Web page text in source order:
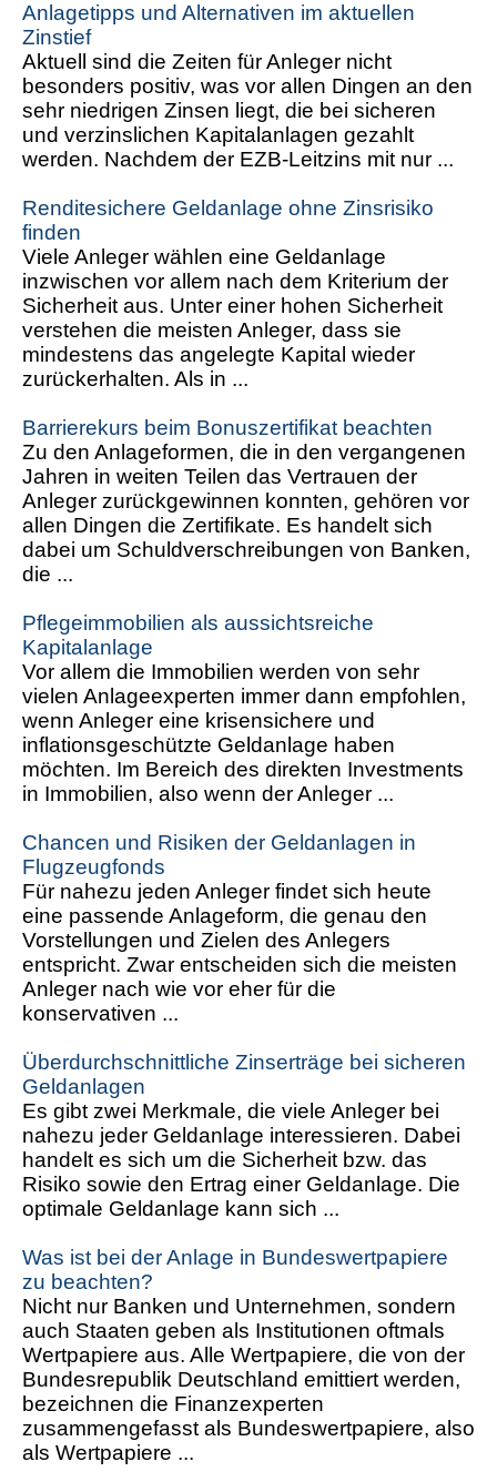
Anlagetipps und Alternativen im aktuellen
Zinstief
Aktuell sind die Zeiten für Anleger nicht
besonders positiv, was vor allen Dingen an den
sehr niedrigen Zinsen liegt, die bei sicheren
und verzinslichen Kapitalanlagen gezahlt
werden. Nachdem der EZB-Leitzins mit nur ...
Renditesichere Geldanlage ohne Zinsrisiko
finden
Viele Anleger wählen eine Geldanlage
inzwischen vor allem nach dem Kriterium der
Sicherheit aus. Unter einer hohen Sicherheit
verstehen die meisten Anleger, dass sie
mindestens das angelegte Kapital wieder
zurückerhalten. Als in ...
Barrierekurs beim Bonuszertifikat beachten
Zu den Anlageformen, die in den vergangenen
Jahren in weiten Teilen das Vertrauen der
Anleger zurückgewinnen konnten, gehören vor
allen Dingen die Zertifikate. Es handelt sich
dabei um Schuldverschreibungen von Banken,
die ...
Pflegeimmobilien als aussichtsreiche
Kapitalanlage
Vor allem die Immobilien werden von sehr
vielen Anlageexperten immer dann empfohlen,
wenn Anleger eine krisensichere und
inflationsgeschützte Geldanlage haben
möchten. Im Bereich des direkten Investments
in Immobilien, also wenn der Anleger ...
Chancen und Risiken der Geldanlagen in
Flugzeugfonds
Für nahezu jeden Anleger findet sich heute
eine passende Anlageform, die genau den
Vorstellungen und Zielen des Anlegers
entspricht. Zwar entscheiden sich die meisten
Anleger nach wie vor eher für die
konservativen ...
Überdurchschnittliche Zinserträge bei sicheren
Geldanlagen
Es gibt zwei Merkmale, die viele Anleger bei
nahezu jeder Geldanlage interessieren. Dabei
handelt es sich um die Sicherheit bzw. das
Risiko sowie den Ertrag einer Geldanlage. Die
optimale Geldanlage kann sich ...
Was ist bei der Anlage in Bundeswertpapiere
zu beachten?
Nicht nur Banken und Unternehmen, sondern
auch Staaten geben als Institutionen oftmals
Wertpapiere aus. Alle Wertpapiere, die von der
Bundesrepublik Deutschland emittiert werden,
bezeichnen die Finanzexperten
zusammengefasst als Bundeswertpapiere, also
als Wertpapiere ...